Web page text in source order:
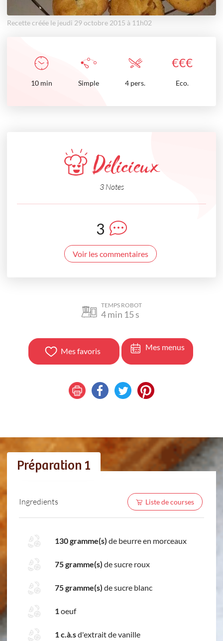
Recette créée le jeudi 29 octobre 2015 à 11h02
€€€
10 min Simple 4 pers. Eco.
Délicieux
3 Notes
3
Voir les commentaires
TEMPS ROBOT
4min 15 s
Mes favoris Mes menus
Préparation 1
Ingredients Liste de courses
130 gramme(s) de beurre en morceaux
75 gramme(s) de sucre roux
75 gramme(s) de sucre blanc
1oeuf
1 c.à.sd'extrait de vanille